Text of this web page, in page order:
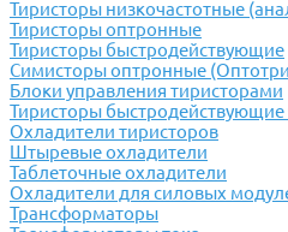
Тиристоры низкочастотные
Тиристоры оптронные
Тиристоры быстродействующие
Симисторы оптронные
Блоки управления тиристорами
Тиристоры быстродействующие
Охладители тиристоров
Штыревые охладители
Таблеточные охладители
Охладители для силовых
Трансформаторы